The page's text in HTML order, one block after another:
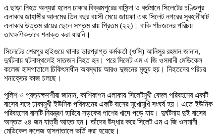
এ ছাড়া নিহত অন্যরা হলেন ঢাকার বিক্রমপুরের বাসিন্দা ও বর্তমানে সিলেটের চণ্ডিপুর
এলাকার জাহাঙ্গীর আলমের তিন বছর বয়সী মেয়ে জায়ফা এবং সিলেট নগরের সুবহানীঘাট
এলাকার উত্তম রায়ের ছেলে সপ্তম রায় প্রিতম (২২)। বাকি পাঁচজনের পরিচয়
তাৎক্ষণিকভাবে শনাক্ত করা যায়নি।
সিলেটের শেরপুর হাইওয়ে থানার ভারপ্রাপ্ত কর্মকর্তা (ওসি) আনিসুর রহমান জানান,
দুর্ঘটনায় ঘটনাস্থলেই সাতজন নিহত হন। পরে সিলেট এম এ জি ওসমানী মেডিকেল
কলেজ হাসপাতালে চিকিৎসাধীন অবস্থায় আরও দুজনের মৃত্যু হয়। নিহতদের পরিচয়
শনাক্তের কাজ চলছে।
পুলিশ ও প্রত্যক্ষদর্শীরা জানান, কাশিকাপন এলাকায় সিলেটমুখী বেঙ্গল পরিবহনের একটি
বাসের সঙ্গে ঢাকামুখী ইউনিক পরিবহনের একটি বাসের মুখোমুখি সংঘর্ষ হয়। এতে ইউনিক
পরিবহনের বাসটি নিয়ন্ত্রণ হারিয়ে সড়কের পাশের খাদে পড়ে যায়। দুর্ঘটনায় দুই বাসের
অন্তত ২৪ জন যাত্রী আহত হন। তাঁদের উদ্ধার করে সিলেট এম এ জি ওসমানী
মেডিকেল কলেজ হাসপাতালে ভর্তি করা হয়েছে।